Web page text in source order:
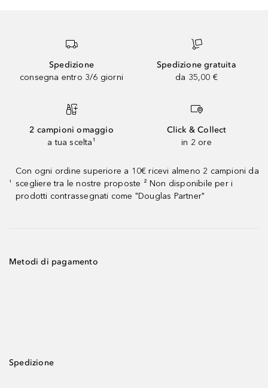
Spedizione
consegna entro 3/6 giorni
Spedizione gratuita
da 35,00 €
2 campioni omaggio
a tua scelta¹
Click & Collect
in 2 ore
¹
Con ogni ordine superiore a 10€ ricevi almeno 2 campioni da
scegliere tra le nostre proposte ² Non disponibile per i
prodotti contrassegnati come "Douglas Partner"
Metodi di pagamento
Spedizione